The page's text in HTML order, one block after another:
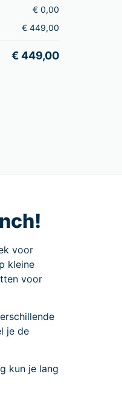
€ 0,00
€ 449,00
€449,00
voor
kleine
voor
je de
kun je lang